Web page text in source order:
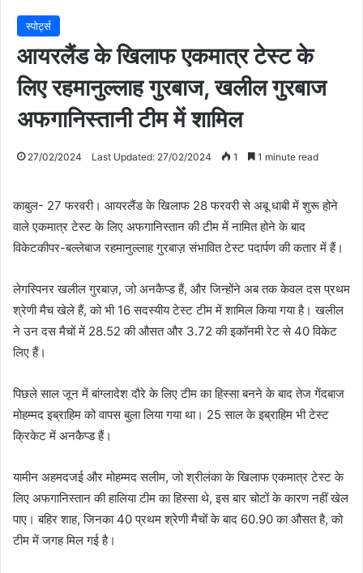
स्पोर्ट्स
आयरलैंड के खिलाफ एकमात्र टेस्ट के
लिए रहमानुल्लाह गुरबाज, खलील गुरबाज
अफगानिस्तानी टीम में शामिल
27/02/2024 Last Updated: 27/02/2024 1 1 minute read
काबुल- 27 फरवरी। आयरलैंड के खिलाफ 28 फरवरी से अबू धाबी में शुरू होने
वाले एकमात्र टेस्ट के लिए अफगानिस्तान की टीम में नामित होने के बाद
विकेटकीपर-बल्लेबाज रहमानुल्लाह गुरबाज़ संभावित टेस्ट पदार्पण की कतार में हैं।
लेगस्पिनर खलील गुरबाज़, जो अनकैप्ड हैं, और जिन्होंने अब तक केवल दस प्रथम
श्रेणी मैच खेले हैं, को भी 16 सदस्यीय टेस्ट टीम में शामिल किया गया है। खलील
ने उन दस मैचों में 28.52 की औसत और 3.72 की इकॉनमी रेट से 40 विकेट
लिए हैं।
पिछले साल जून में बांग्लादेश दौरे के लिए टीम का हिस्सा बनने के बाद तेज गेंदबाज
मोहम्मद इब्राहिम को वापस बुला लिया गया था। 25 साल के इब्राहिम भी टेस्ट
क्रिकेट में अनकैप्ड हैं।
यामीन अहमदजई और मोहम्मद सलीम, जो श्रीलंका के खिलाफ एकमात्र टेस्ट के
लिए अफगानिस्तान की हालिया टीम का हिस्सा थे, इस बार चोटों के कारण नहीं खेल
पाए। बहिर शाह, जिनका 40 प्रथम श्रेणी मैचों के बाद 60.90 का औसत है, को
टीम में जगह मिल गई है।